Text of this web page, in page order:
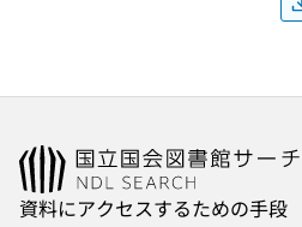
資料にアクセスするための手段